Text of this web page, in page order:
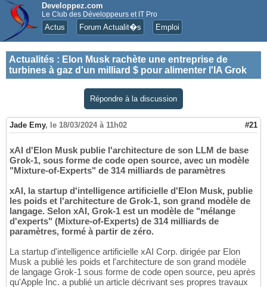
Developpez.com
Le Club des Développeurs et IT Pro
Actus Forum Actualit�s Emploi
Actualités : Elon Musk rachète une entreprise de
turbines à gaz d'un milliard $ pour alimenter l'IA Grok
Répondre à la discussion
Jade Emy, le 18/03/2024 à 11h02 #21
xAI d'Elon Musk publie l'architecture de son LLM de base
Grok-1, sous forme de code open source, avec un modèle
"Mixture-of-Experts" de 314 milliards de paramètres
xAI, la startup d'intelligence artificielle d'Elon Musk, publie
les poids et l'architecture de Grok-1, son grand modèle de
langage. Selon xAI, Grok-1 est un modèle de "mélange
d'experts" (Mixture-of-Experts) de 314 milliards de
paramètres, formé à partir de zéro.
La startup d'intelligence artificielle xAI Corp. dirigée par Elon
Musk a publié les poids et l'architecture de son grand modèle
de langage Grok-1 sous forme de code open source, peu après
qu'Apple Inc. a publié un article décrivant ses propres travaux